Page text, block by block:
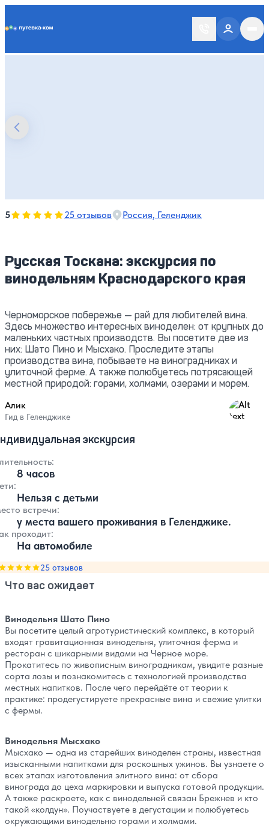
Русская Тоскана: экскурсия по
винодельням Краснодарского края
5Оценка, количество звезд:5
25 отзывов Россия, Геленджик
Черноморское побережье — рай для любителей вина.
Здесь множество интересных виноделен: от крупных до
маленьких частных производств. Вы посетите две из
них: Шато Пино и Мысхако. Проследите этапы
производства вина, побываете на виноградниках и
улиточной ферме. А также полюбуетесь потрясающей
местной природой: горами, холмами, озерами и морем.
Алик
Гид в Геленджике
4.95
экскурсия
8 часов
Нельзя с детьми
встречи:
у места вашего проживания в Геленджике.
проходит:
На автомобиле
количество звезд:
25 отзывов
Что вас ожидает
Винодельня Шато Пино
Вы посетите целый агротуристический комплекс, в который
входят гравитационная винодельня, улиточная ферма и
ресторан с шикарными видами на Черное море.
Прокатитесь по живописным виноградникам, увидите разные
сорта лозы и познакомитесь с технологией производства
местных напитков. После чего перейдёте от теории к
практике: продегустируете прекрасные вина и свежие улитки
с фермы.
Винодельня Мысхако
Мысхако — одна из старейших виноделен страны, известная
изысканными напитками для роскошных ужинов. Вы узнаете о
всех этапах изготовления элитного вина: от сбора
винограда до цеха маркировки и выпуска готовой продукции.
А также раскроете, как с винодельней связан Брежнев и кто
такой «колдун». Поучаствуете в дегустации и полюбуетесь
окружающими винодельню горами и холмами.